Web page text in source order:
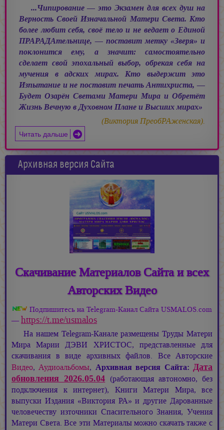
...Чипирование — это Экзамен для всех душ на
Верность Своей Изначальной Матери Света. Кто
более любит себя, своё тело и не ведает о Единой
ПРАРАДАтельнице, — поставит метку «Зверя» и
поклонится ему, а значит: самостоятельно
сделает свой эпохальный выбор, обрекая себя на
мучения в адских мирах. Кто выдержит это
Изпытание и не поставит печать Антихриста, —
Будет Озарён Светами Матери Мира и Обретёт
Жизнь Вечную в Духовном Плане и Высших мирах»
(Виктория ПреобРАженская).
Читать дальше
Архивная версия Сайта
Скачивание Материалов Сайта и всех
Авторских Видео
Подпишитесь на Telegram-Канал Сайта USMALOS.com
— https://t.me/usmalos
На нашем Telegram-Канале размещены Труды Матери
МираМарии ДЭВИ ХРИСТОС, представленные для
скачивания в виде архивных файлов. Все Авторские
Видео,Аудиоальбомы, Архивная версия Сайта:Дата
обновления 2026.05.04 (работающая автономно, без
подключения к интернет), Книги Матери Мира, все
выпуски Издания «Виктория РА» и другие Дарованные
человечеству източники Спасительного Знания, Учения
Матери Света. Все эти Материалы можно скачать также с